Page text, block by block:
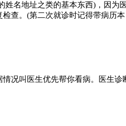
名地址之类的基本东西)，因为
查。(第二次就诊时记得带病历
况叫医生优先帮你看病。医生